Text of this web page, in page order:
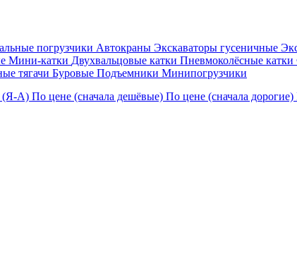
погрузчики Автокраны Экскаваторы гусеничные
Мини-катки Двухвальцовые катки Пневмоколёсные катки
тягачи Буровые Подъемники Минипогрузчики
(Я-А) По цене (сначала дешёвые) По цене (сначала дорогие)